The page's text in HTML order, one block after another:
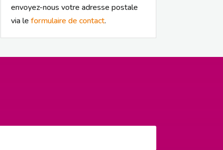
envoyez-nous votre adresse postale
via leformulaire de contact.